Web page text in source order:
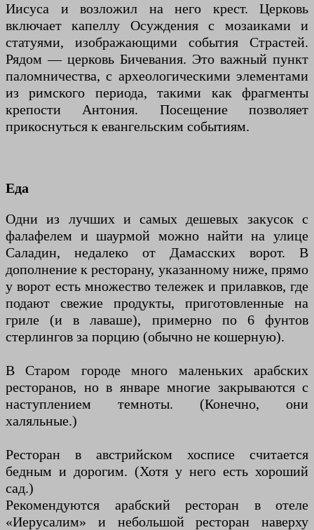
Иисуса и возложил на него крест. Церковь
включает капеллу Осуждения с мозаиками и
статуями, изображающими события Страстей.
Рядом — церковь Бичевания. Это важный пункт
паломничества, с археологическими элементами
из римского периода, такими как фрагменты
крепости Антония. Посещение позволяет
прикоснуться к евангельским событиям.
Еда
Одни из лучших и самых дешевых закусок с
фалафелем и шаурмой можно найти на улице
Саладин, недалеко от Дамасских ворот. В
дополнение к ресторану, указанному ниже, прямо
у ворот есть множество тележек и прилавков, где
подают свежие продукты, приготовленные на
гриле (и в лаваше), примерно по 6 фунтов
стерлингов за порцию (обычно не кошерную).
В Старом городе много маленьких арабских
ресторанов, но в январе многие закрываются с
наступлением темноты. (Конечно, они
халяльные.)
Ресторан в австрийском хосписе считается
бедным и дорогим. (Хотя у него есть хороший
сад.)
Рекомендуются арабский ресторан в отеле
«Иерусалим» и небольшой ресторан наверху